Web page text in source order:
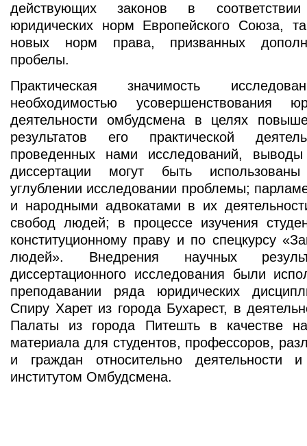
действующих законов в
юридических норм Европейского Союза,
новых норм права, призванных
пробелы.
Практическая значимость
необходимостью усовершенствования
деятельности омбудсмена в целях
результатов его практической
проведенных нами исследований,
диссертации могут быть
углублении исследовании проблемы;
и народными адвокатами в их
свобод людей; в процессе изучения
конституционному праву и по спецкурсу
людей». Внедрения научных
диссертационного исследования были
преподавании ряда юридических
Спиру Харет из города Бухарест, в
Палаты из города Питешть в качестве
материала для студентов, профессоров,
и граждан относительно деятельности
институтом Омбудсмена.